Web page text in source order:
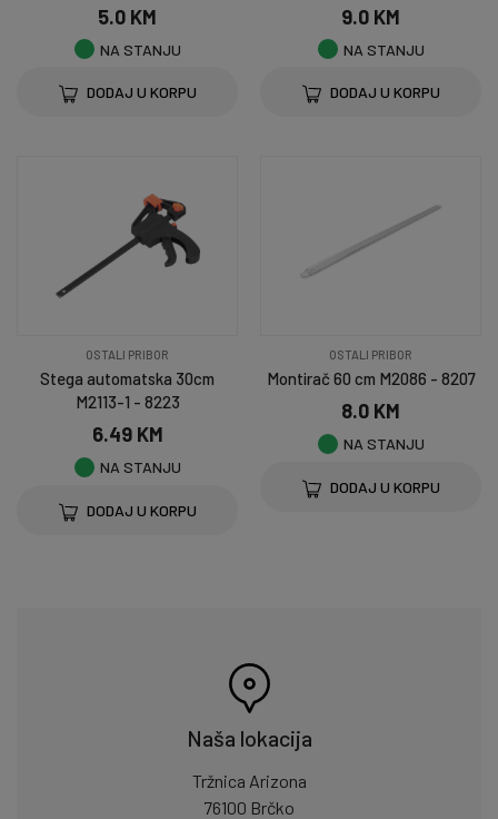
5.0 KM
NA STANJU
DODAJ U KORPU
9.0 KM
NA STANJU
DODAJ U KORPU
OSTALI PRIBOR
Stega automatska 30cm
M2113-1 - 8223
6.49 KM
NA STANJU
DODAJ U KORPU
OSTALI PRIBOR
Montirač 60 cm M2086 - 8207
8.0 KM
NA STANJU
DODAJ U KORPU
Naša lokacija
Tržnica Arizona
76100 Brčko